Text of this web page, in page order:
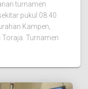
turnamen
pukul 08.40
Kampen,
Toraja. Turnamen